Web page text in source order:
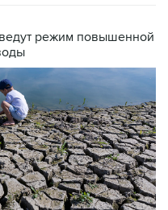
режим повышенной